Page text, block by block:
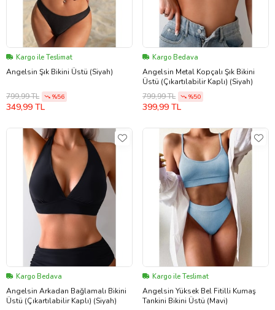
Kargo ile Teslimat
Angelsin Şık Bikini Üstü (Siyah)
799,99 TL %56
349,99 TL
Kargo Bedava
Angelsin Metal Kopçalı Şık Bikini
Üstü (Çıkartılabilir Kaplı) (Siyah)
799,99 TL
%50
399,99 TL
Kargo Bedava
Angelsin Arkadan Bağlamalı Bikini
Üstü (Çıkartılabilir Kaplı) (Siyah)
Kargo ile Teslimat
Angelsin Yüksek Bel Fitilli Kumaş
Tankini Bikini Üstü (Mavi)